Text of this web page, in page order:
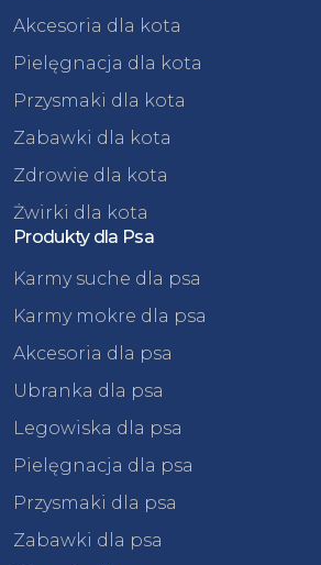
Akcesoria dla kota
Pielęgnacja dla kota
Przysmaki dla kota
Zabawki dla kota
Zdrowie dla kota
Żwirki dla kota
Produkty dla Psa
Karmy suche dla psa
Karmy mokre dla psa
Akcesoria dla psa
Ubranka dla psa
Legowiska dla psa
Pielęgnacja dla psa
Przysmaki dla psa
Zabawki dla psa